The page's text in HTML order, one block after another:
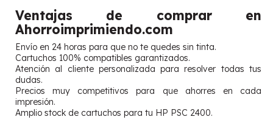
Ventajas de comprar en
Ahorroimprimiendo.com
Envío en 24 horas para que no te quedes sin tinta.
Cartuchos 100% compatibles garantizados.
Atención al cliente personalizada para resolver todas tus
dudas.
Precios muy competitivos para que ahorres en cada
impresión.
Amplio stock de cartuchos para tu HP PSC 2400.